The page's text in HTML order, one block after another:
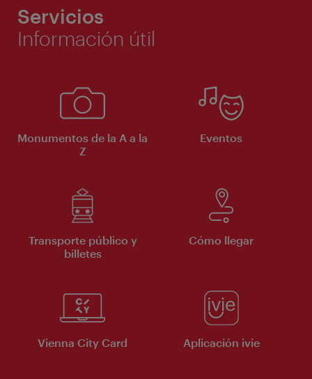
Servicios
Información útil
Monumentos de la A a la
Z
Eventos
Transporte público y
billetes
Cómo llegar
Vienna City Card Aplicación ivie